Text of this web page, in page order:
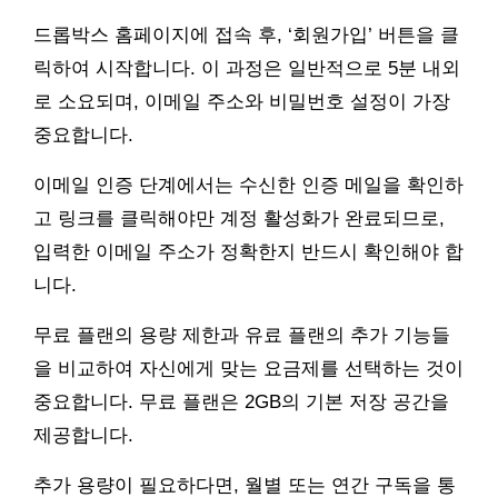
드롭박스 홈페이지에 접속 후, ‘회원가입’ 버튼을 클
릭하여 시작합니다. 이 과정은 일반적으로 5분 내외
로 소요되며, 이메일 주소와 비밀번호 설정이 가장
중요합니다.
이메일 인증 단계에서는 수신한 인증 메일을 확인하
고 링크를 클릭해야만 계정 활성화가 완료되므로,
입력한 이메일 주소가 정확한지 반드시 확인해야 합
니다.
무료 플랜의 용량 제한과 유료 플랜의 추가 기능들
을 비교하여 자신에게 맞는 요금제를 선택하는 것이
중요합니다. 무료 플랜은 2GB의 기본 저장 공간을
제공합니다.
추가 용량이 필요하다면, 월별 또는 연간 구독을 통